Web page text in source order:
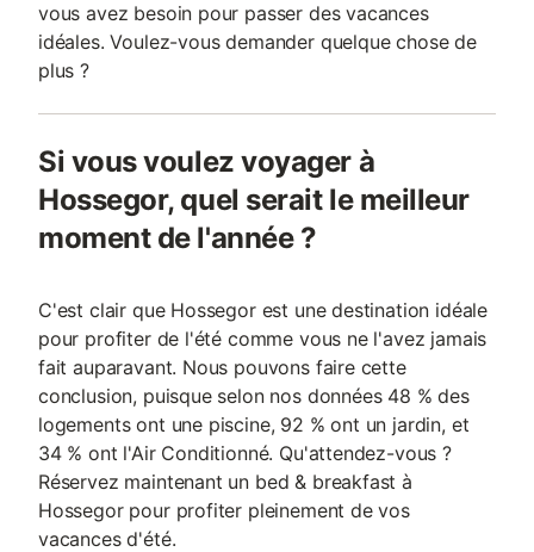
vous avez besoin pour passer des vacances
idéales. Voulez-vous demander quelque chose de
plus ?
Si vous voulez voyager à
Hossegor, quel serait le meilleur
moment de l'année ?
C'est clair que Hossegor est une destination idéale
pour profiter de l'été comme vous ne l'avez jamais
fait auparavant. Nous pouvons faire cette
conclusion, puisque selon nos données 48 % des
logements ont une piscine, 92 % ont un jardin, et
34 % ont l'Air Conditionné. Qu'attendez-vous ?
Réservez maintenant un bed & breakfast à
Hossegor pour profiter pleinement de vos
vacances d'été.